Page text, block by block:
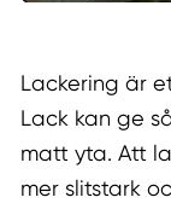
Lackering är
Lack kan ge
matt yta. Att
mer slitstark